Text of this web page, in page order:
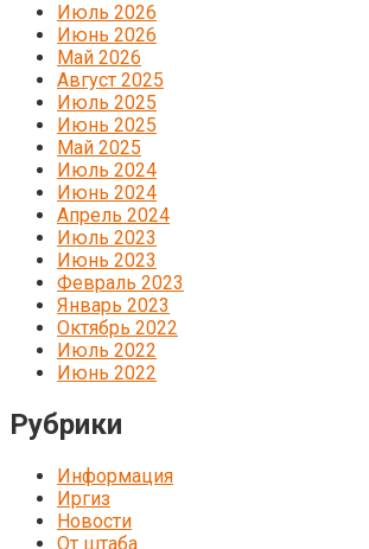
Июль 2026
Июнь 2026
Май 2026
Август 2025
Июль 2025
Июнь 2025
Май 2025
Июль 2024
Июнь 2024
Апрель 2024
Июль 2023
Июнь 2023
Февраль 2023
Январь 2023
Октябрь 2022
Июль 2022
Июнь 2022
Рубрики
Информация
Иргиз
Новости
От штаба